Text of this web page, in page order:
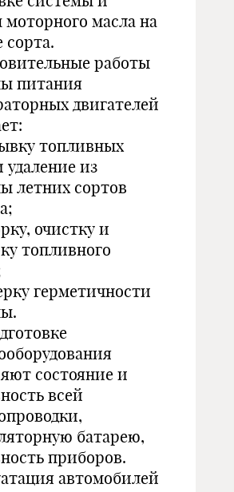
моторного масла на
сорта.
работы
питания
двигателей
топливных
удаление из
летних сортов
очистку и
топливного
герметичности
состояние и
всей
батарею,
приборов.
автомобилей